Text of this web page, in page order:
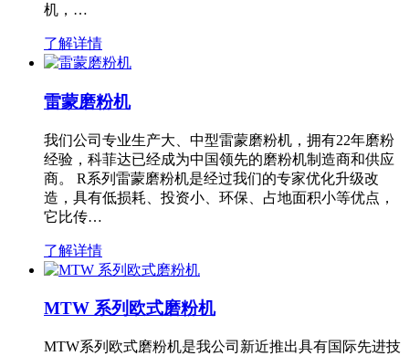
机，…
了解详情
雷蒙磨粉机
我们公司专业生产大、中型雷蒙磨粉机，拥有22年磨粉
经验，科菲达已经成为中国领先的磨粉机制造商和供应
商。 R系列雷蒙磨粉机是经过我们的专家优化升级改
造，具有低损耗、投资小、环保、占地面积小等优点，
它比传…
了解详情
MTW 系列欧式磨粉机
MTW系列欧式磨粉机是我公司新近推出具有国际先进技